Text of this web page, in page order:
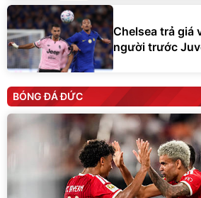
Chelsea trả giá
người trước
BÓNG ĐÁ ĐỨC